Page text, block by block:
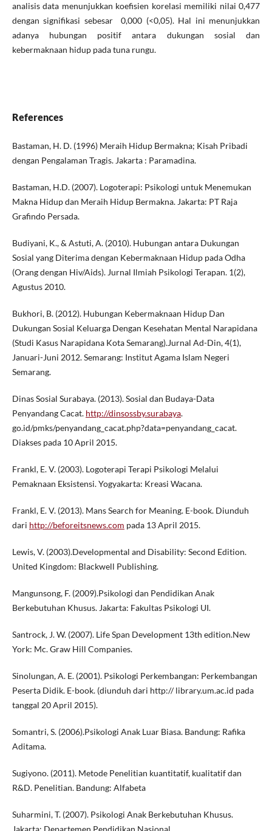
analisis data menunjukkan koefisien korelasi memiliki nilai 0,477
dengan signifikasi sebesar 0,000 (<0,05). Hal ini menunjukkan
adanya hubungan positif antara dukungan sosial dan
kebermaknaan hidup pada tuna rungu.
References
Bastaman, H. D. (1996) Meraih Hidup Bermakna; Kisah Pribadi
dengan Pengalaman Tragis. Jakarta : Paramadina.
Bastaman, H.D. (2007). Logoterapi: Psikologi untuk Menemukan
Makna Hidup dan Meraih Hidup Bermakna. Jakarta: PT Raja
Grafindo Persada.
Budiyani, K., & Astuti, A. (2010). Hubungan antara Dukungan
Sosial yang Diterima dengan Kebermaknaan Hidup pada Odha
(Orang dengan Hiv/Aids). Jurnal Ilmiah Psikologi Terapan. 1(2),
Agustus 2010.
Bukhori, B. (2012). Hubungan Kebermaknaan Hidup Dan
Dukungan Sosial Keluarga Dengan Kesehatan Mental Narapidana
(Studi Kasus Narapidana Kota Semarang).Jurnal Ad-Din, 4(1),
Januari-Juni 2012. Semarang: Institut Agama Islam Negeri
Semarang.
Dinas Sosial Surabaya. (2013). Sosial dan Budaya-Data
Penyandang Cacat. http://dinsossby.surabaya.
go.id/pmks/penyandang_cacat.php?data=penyandang_cacat.
Diakses pada 10 April 2015.
Frankl, E. V. (2003). Logoterapi Terapi Psikologi Melalui
Pemaknaan Eksistensi. Yogyakarta: Kreasi Wacana.
Frankl, E. V. (2013). Mans Search for Meaning. E-book. Diunduh
dari http://beforeitsnews.com pada 13 April 2015.
Lewis, V. (2003).Developmental and Disability: Second Edition.
United Kingdom: Blackwell Publishing.
Mangunsong, F. (2009).Psikologi dan Pendidikan Anak
Berkebutuhan Khusus. Jakarta: Fakultas Psikologi UI.
Santrock, J. W. (2007). Life Span Development 13th edition.New
York: Mc. Graw Hill Companies.
Sinolungan, A. E. (2001). Psikologi Perkembangan: Perkembangan
Peserta Didik. E-book. (diunduh dari http:// library.um.ac.id pada
tanggal 20 April 2015).
Somantri, S. (2006).Psikologi Anak Luar Biasa. Bandung: Rafika
Aditama.
Sugiyono. (2011). Metode Penelitian kuantitatif, kualitatif dan
R&D. Penelitian. Bandung: Alfabeta
Suharmini, T. (2007). Psikologi Anak Berkebutuhan Khusus.